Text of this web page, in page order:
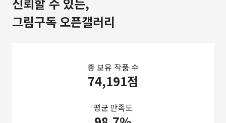
그림구독 오픈갤러리
총 보유 작품 수
74,191점
평균 만족도